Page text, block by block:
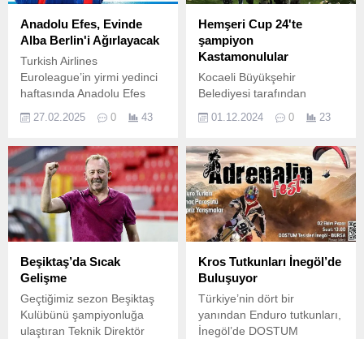
Anadolu Efes, Evinde
Alba Berlin'i Ağırlayacak
Turkish Airlines
Euroleague’in yirmi yedinci
haftasında Anadolu Efes
Spor Kulübü, Basketbol
Gelişim Merkezi’nde
Berlin’i konuk edecek.
27.02.2025 0 43
Hemşeri Cup 24'te
şampiyon
Kastamonulular
Kocaeli Büyükşehir
Belediyesi tarafından
organize edilen ve 28 ilin
derneklerinin katıldığı 2.
01.12.2024 0 23
Beşiktaş’da Sıcak
Gelişme
Geçtiğimiz sezon Beşiktaş
Kulübünü şampiyonluğa
ulaştıran Teknik Direktör
Kros Tutkunları İnegöl’de
Buluşuyor
Türkiye’nin dört bir
yanından Enduro tutkunları,
İnegöl’de DOSTUM